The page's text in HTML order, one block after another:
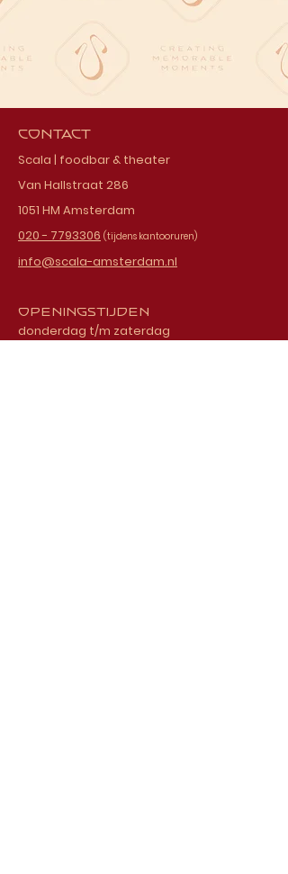
Contact
Scala | foodbar & theater
Van Hallstraat 286
1051 HM Amsterdam
020 - 7793306 (tijdens kantooruren)
info@scala-amsterdam.nl
Openingstijden
donderdag t/m zaterdag